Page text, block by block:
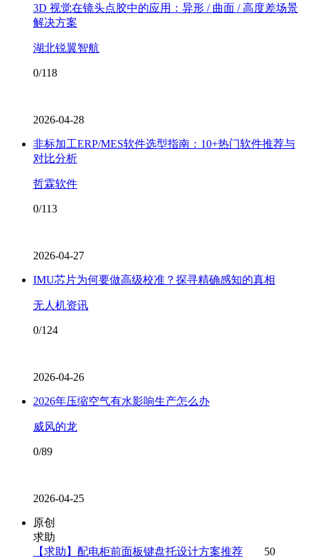
3D 视觉在镜头点胶中的应用：异形 / 曲面 / 高度差场景
解决方案
湖北锐翼智航
0/118
2026-04-28
非标加工ERP/MES软件选型指南：10+热门软件推荐与
对比分析
哲霖软件
0/113
2026-04-27
IMU芯片为何要做高级校准？探寻精确感知的真相
无人机资讯
0/124
2026-04-26
2026年压缩空气有水影响生产怎么办
威风的龙
0/89
2026-04-25
原创
求助
【求助】配电柜前面板键盘托设计方案推荐
50